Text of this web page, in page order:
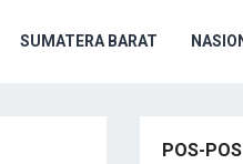
SUMATERA BARAT
POS-